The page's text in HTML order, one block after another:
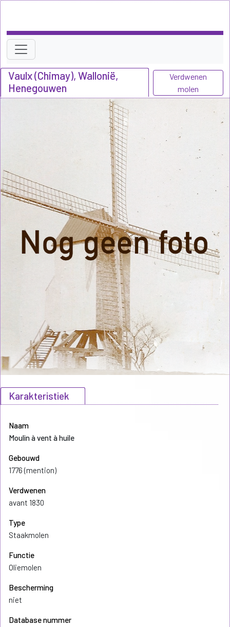
Vaulx (Chimay), Wallonië,
Henegouwen
Verdwenen
molen
Karakteristiek
Naam
Moulin à vent à huile
Gebouwd
1776 (mention)
Verdwenen
avant 1830
Type
Staakmolen
Functie
Oliemolen
Bescherming
niet
Database nummer